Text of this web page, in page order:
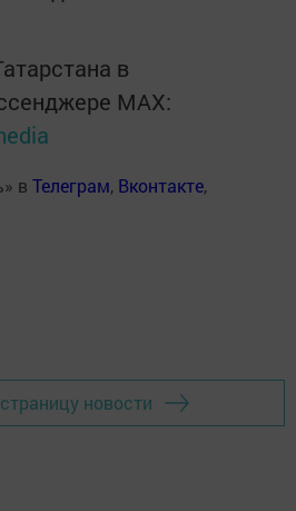
в
MАХ:
в Телеграм, Вконтакте,
новости